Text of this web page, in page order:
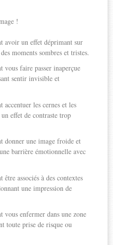
!
avoir un effet déprimant sur
moments sombres et tristes.
vous faire passer inaperçue
sentir invisible et
accentuer les cernes et les
effet de contraste trop
donner une image froide et
barrière émotionnelle avec
associés à des contextes
une impression de
vous enfermer dans une zone
toute prise de risque ou